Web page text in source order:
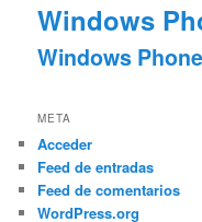
Windows
Windows
META
Acceder
Feed de entradas
Feed de comentarios
WordPress.org